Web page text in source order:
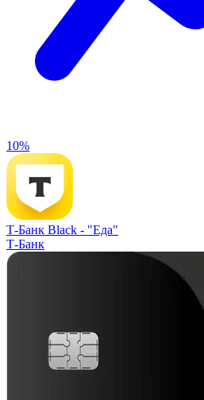
10%
Т-Банк Black - "Еда"
Т-Банк